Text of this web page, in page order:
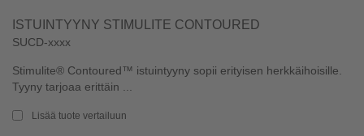
ISTUINTYYNY STIMULITE CONTOURED
SUCD-xxxx
Stimulite® Contoured™ istuintyyny sopii erityisen herkkäihoisille.
Tyyny tarjoaa erittäin ...
Lisää tuote vertailuun